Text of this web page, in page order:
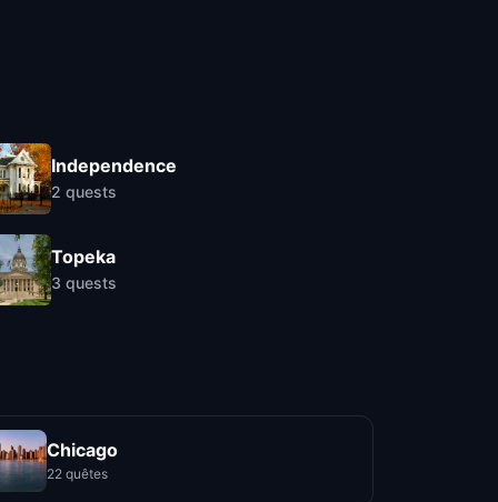
Independence
2 quests
Topeka
3 quests
Chicago
22 quêtes